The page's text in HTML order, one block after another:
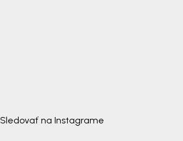
Sledovať na Instagrame